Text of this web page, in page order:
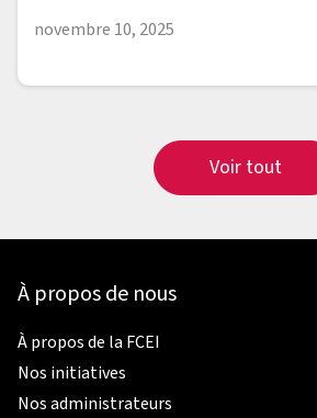
novembre 10, 2025
Voir tout
À propos de nous
À propos de la FCEI
Nos initiatives
Nos administrateurs